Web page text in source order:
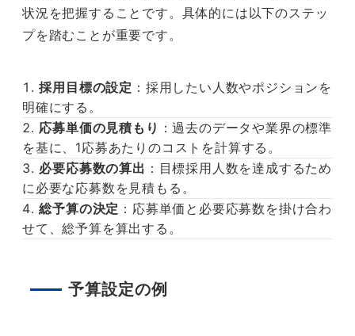
状況を把握することです。具体的には以下のステッ
プを踏むことが重要です。
採用目標の設定 ：採用したい人数やポジションを
明確にする。
応募単価の見積もり ：過去のデータや業界の標準
を基に、1応募あたりのコストを計算する。
必要応募数の算出 ：目標採用人数を達成するため
に必要な応募数を見積もる。
総予算の決定 ：応募単価と必要応募数を掛け合わ
せて、総予算を算出する。
予算設定の例